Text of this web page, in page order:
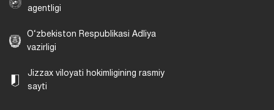
agentligi
O‘zbekiston Respublikasi Adliya
vazirligi
Jizzax viloyati hokimligining rasmiy
sayti